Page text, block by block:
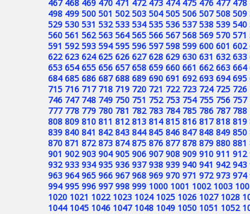
467 468 469 470 471 472 473 474 475 476 477 478
498 499 500 501 502 503 504 505 506 507 508 509
529 530 531 532 533 534 535 536 537 538 539 540
560 561 562 563 564 565 566 567 568 569 570 571
591 592 593 594 595 596 597 598 599 600 601 602
622 623 624 625 626 627 628 629 630 631 632 633
653 654 655 656 657 658 659 660 661 662 663 664
684 685 686 687 688 689 690 691 692 693 694 695
715 716 717 718 719 720 721 722 723 724 725 726
746 747 748 749 750 751 752 753 754 755 756 757
777 778 779 780 781 782 783 784 785 786 787 788
808 809 810 811 812 813 814 815 816 817 818 819
839 840 841 842 843 844 845 846 847 848 849 850
870 871 872 873 874 875 876 877 878 879 880 881
901 902 903 904 905 906 907 908 909 910 911 912
932 933 934 935 936 937 938 939 940 941 942 943
963 964 965 966 967 968 969 970 971 972 973 974
994 995 996 997 998 999 1000 1001 1002 1003
1020 1021 1022 1023 1024 1025 1026 1027 1028
1044 1045 1046 1047 1048 1049 1050 1051 1052